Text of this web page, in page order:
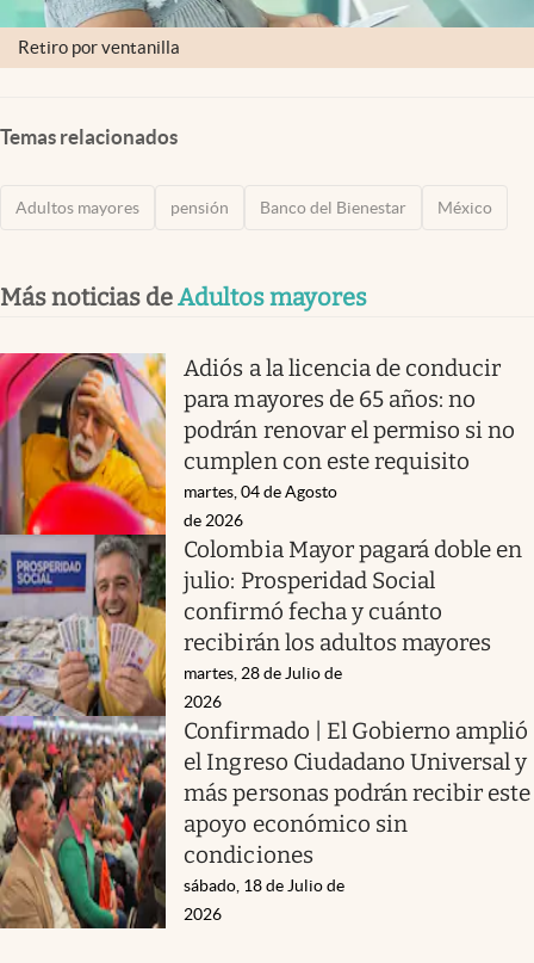
Retiro por ventanilla
Temas relacionados
Adultos mayores pensión Banco del Bienestar México
Más noticias deAdultos mayores
Adiós a la licencia de conducir
para mayores de 65 años: no
podrán renovar el permiso si no
cumplen con este requisito
martes, 04 de Agosto
de 2026
Colombia Mayor pagará doble en
julio: Prosperidad Social
confirmó fecha y cuánto
recibirán los adultos mayores
martes, 28 de Julio de
2026
Confirmado | El Gobierno amplió
el Ingreso Ciudadano Universal y
más personas podrán recibir este
apoyo económico sin
condiciones
sábado, 18 de Julio de
2026